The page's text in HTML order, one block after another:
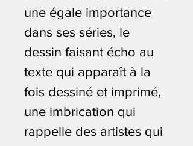
une égale importance
dans ses séries, le
dessin faisant écho au
texte qui apparaît à la
fois dessiné et imprimé,
une imbrication qui
rappelle des artistes qui